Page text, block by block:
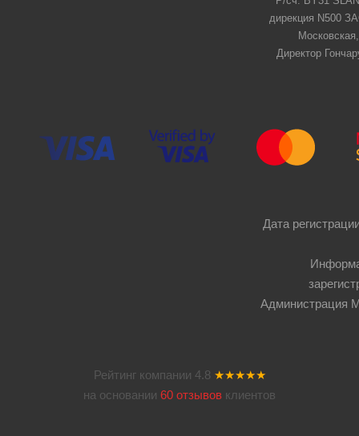
дирекция N500
Директор
Дата
Администрация
Рейтинг компании 4.8 ★★★★★
на основании 60 отзывов клиентов